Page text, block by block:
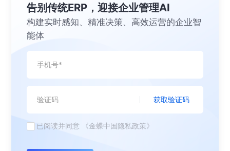
告别传统ERP，迎接企业管理AI
构建实时感知、精准决策、高效运营的企业智
能体
获取验证码
已阅读并同意 《金蝶中国隐私政策》